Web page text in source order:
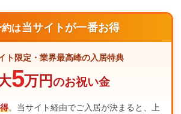
約は当サイトが一番お得
ト限定・業界最高峰の入居特典
5万円のお祝い金
。当サイト経由でご入居が決まると、上